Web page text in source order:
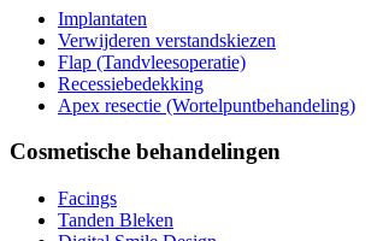
Implantaten
Verwijderen verstandskiezen
Flap (Tandvleesoperatie)
Recessiebedekking
Apex resectie (Wortelpuntbehandeling)
Cosmetische behandelingen
Facings
Tanden Bleken